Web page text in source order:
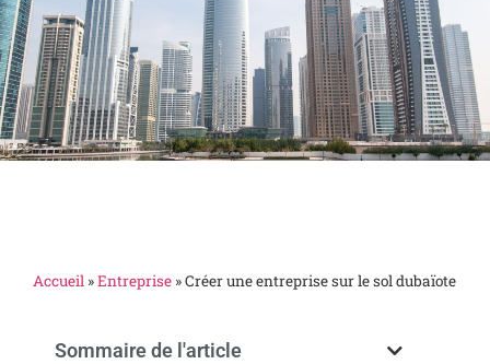
Accueil »Entreprise »Créer une entreprise sur le sol dubaïote
Sommaire de l'article